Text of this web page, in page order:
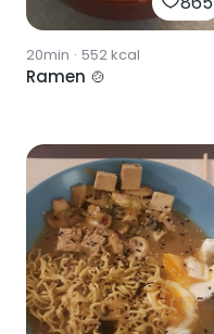
20min · 552kcal
Ramen 🍲